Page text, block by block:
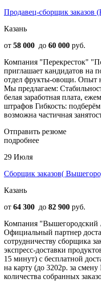
Продавец-сборщик заказов
Казань
от 58 000 до 60 000 руб.
Компания "Перекресток"
приглашает кандидатов на
отдел фрукты-овощи. Опыт
Мы предлагаем:
белая заработная плата,
штрафов Гибкость:
возможна частичная
Отправить резюме
подробнее
29 Июля
Сборщик заказов(
Казань
от 64 300 до 82 900 руб.
Компания "Вышегородский
Официальный партнер
сотрудничеству сборщика
экспресс-доставки
15 минут) с бесплатной
на карту (до 3202р. за
количества собранных